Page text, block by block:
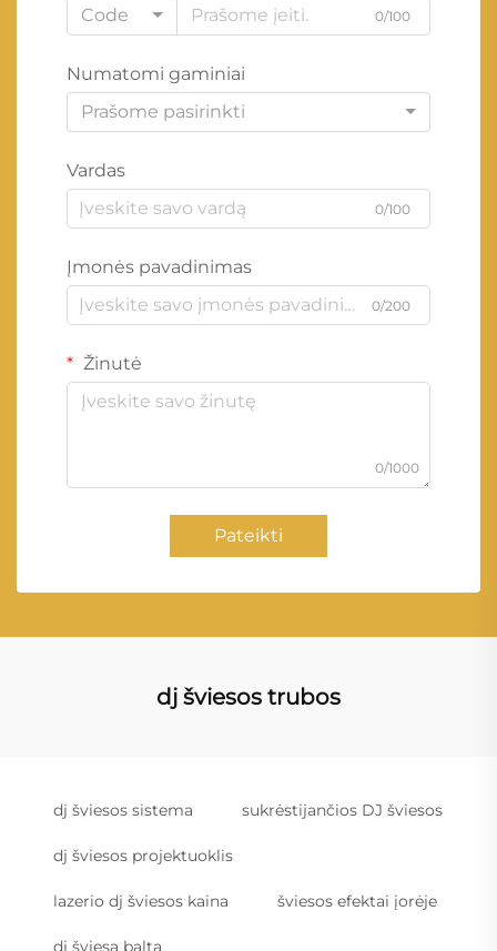
Code
0/100
Numatomi gaminiai
Prašome pasirinkti
Vardas
0/100
Įmonės pavadinimas
0/200
Žinutė
0/1000
Pateikti
dj šviesos trubos
dj šviesos sistema sukrėstijančios DJ šviesos
dj šviesos projektuoklis
lazerio dj šviesos kaina šviesos efektai įorėje
dj šviesa balta